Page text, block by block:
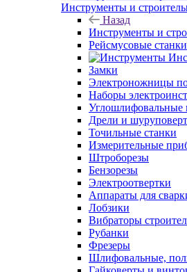
Инструменты и
Назад
Инструменты и
Рейсмусовые станки
Замки
Электроножницы
Наборы
Дрели и
Точильные станки
Измерительные
Штроборезы
Бензорезы
Электроотвертки
Аппараты для
Лобзики
Вибраторы
Рубанки
Фрезеры
Шлифовальные,